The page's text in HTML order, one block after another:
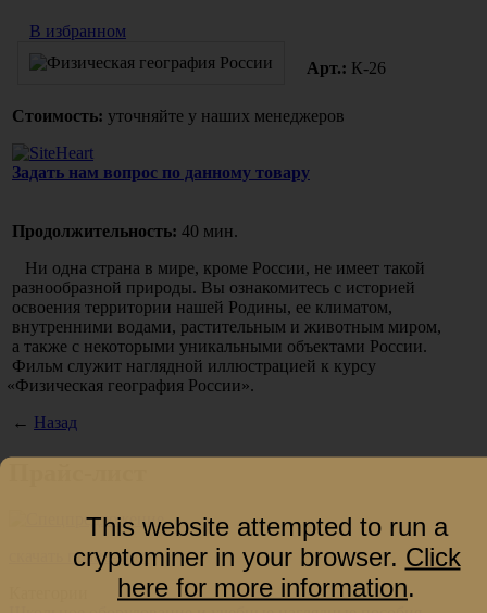
В избранном
Арт.: К-26
Стоимость: уточняйте у наших менеджеров
Задать нам вопрос по данному товару
Продолжительность: 40 мин.
Ни одна страна в мире, кроме России, не имеет такой
разнообразной природы. Вы ознакомитесь с историей
освоения территории нашей Родины, ее климатом,
внутренними водами, растительным и животным миром,
а также с некоторыми уникальными объектами России.
Фильм служит наглядной иллюстрацией к курсу
«Физическая география России».
← Назад
скачать прайс-лист
This website attempted to run a
cryptominer in your browser. Click
here for more information.